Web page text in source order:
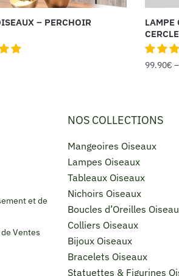
– PERCHOIR
LAMPE
99.90€ –
et de
Ventes
NOS COLLECTIONS
Mangeoires Oiseaux
Lampes Oiseaux
Tableaux Oiseaux
Nichoirs Oiseaux
Boucles d’Oreilles
Colliers Oiseaux
Bijoux Oiseaux
Bracelets Oiseaux
Statuettes & Figurines